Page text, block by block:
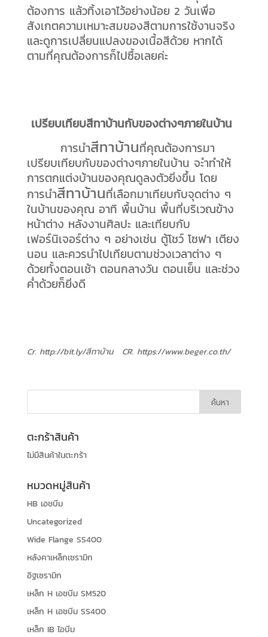
ต้องการ แล้วทิ้งเอาไว้อย่างน้อย 2 วันเพื่อ
สังเกตความเหมาะสมของสีตามการใช้งานจริง
และดูการเปลี่ยนแปลงของเนื้อสีด้วย หากได้
ตามที่คุณต้องการก็ไปซื้อเลยค่ะ
เปรียบเทียบสีทาบ้านกับของต่างๆภายในบ้าน
การนำสีทาบ้านที่คุณต้องการมา
เปรียบเทียบกับของต่างๆภายในบ้าน จะำทำให้
การตกแต่งบ้านของคุณดูลงตัวยิ่งขึ้น โดย
การนำสีทาบ้านที่เลือกมาเทียบกับจุดต่าง ๆ
ในบ้านของคุณ อาทิ พื้นบ้าน พื้นที่บริเวณข้าง
หน้าต่าง หลังงานศิลปะ และเทียบกับ
เฟอร์นิเจอร์ต่าง ๆ อย่างเช่น ตู้โชว์ โซฟา เตียง
นอน และควรนำไปเทียบตามช่วงเวลาต่าง ๆ
ด้วยทั้งตอนเช้า ตอนกลางวัน ตอนเย็น และช่วง
ค่ำด้วยก็ยิ่งดี
Cr. http://bit.ly/สีทาบ้าน CR. https://www.beger.co.th/
ตะกร้าสินค้า
ไม่มีสินค้าในตะกร้า
หมวดหมู่สินค้า
HB เอชบีม
Uncategorized
Wide Flange SS400
หลังคาเหล็กเซรามิก
อิฐเซรามิก
เหล็ก H เอชบีม SM520
เหล็ก H เอชบีม SS400
เหล็ก IB ไอบีม